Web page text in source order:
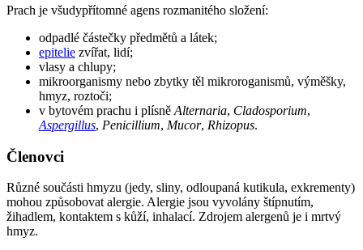
Prach je všudypřítomné agens rozmanitého složení:
odpadlé částečky předmětů a látek;
epitelie zvířat, lidí;
vlasy a chlupy;
mikroorganismy nebo zbytky těl mikroroganismů, výměšky,
hmyz, roztoči;
v bytovém prachu i plísně Alternaria, Cladosporium,
Aspergillus, Penicillium, Mucor, Rhizopus.
Členovci
Různé součásti hmyzu (jedy, sliny, odloupaná kutikula, exkrementy)
mohou způsobovat alergie. Alergie jsou vyvolány štípnutím,
žihadlem, kontaktem s kůží, inhalací. Zdrojem alergenů je i mrtvý
hmyz.